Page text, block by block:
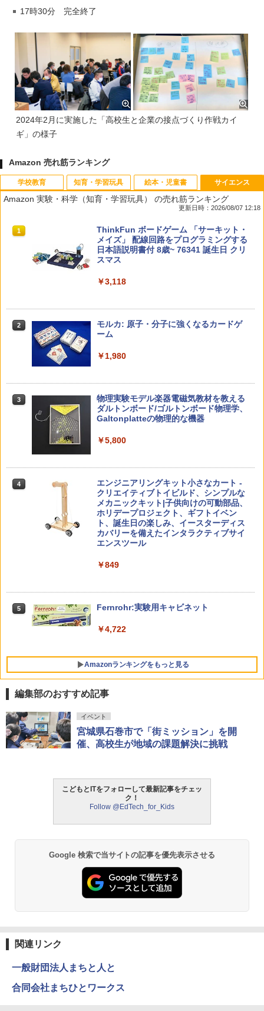
17時30分 完全終了
2024年2月に実施した「高校生と企業の接点づくり作戦カイ
ギ」の様子
Amazon 売れ筋ランキング
学校教育
1 先生のためのGoogle AI完全攻略図鑑
￥-
￥2,200
3
カウンセリングとは何か 変化するという
こと (講談社現代新書 2787)
4
「ことばで伝える」ができない子どもた
ち 誰が〈ことばの力〉を育てるのか
￥1,870
ゼロからわかる！ みるみる図形に強く
￥1,430
知育・学習玩具
1
Amazon Fire HD 10 キッズモデル (10イ
ンチ) ピンク 対象年齢3歳から 数千点の
キッズコンテンツが1年間使い放題
何回も書ける! れんしゅうボード ひらが
な・カタカナ・すうじ・ABC 3歳以上 知
【くもん出版公式特別セット】くもん出
版(KUMON PUBLISHING) くもんの日本
知育玩具 おもちゃ 5歳以上 KUMON PN-
￥4,046
Amazon Fire HD 10 キッズプロ (10イン
チ) ディズニー スティッチ エディション
対象年齢6歳から 数千点のキッズコンテ
ンツが1年間使い放題
￥26,980
5
くもん出版(KUMON PUBLISHING) ロジ
上 KUMON LK-10
絵本・児童書
1
タッチペンで音が聞ける!はじめてずかん
1000 英語つき ([バラエティ])
￥5,478
2
中学英語をもう一度ひとつひとつわかり
￥2,750
￥4,290
戦！編
￥1,320
OK（重版：10月上旬発送） (TJMOOK)
サイエンス
Amazon 実験・科学（知育・学習玩具） の売れ筋ランキング
更新日時：2026/08/07 12:18
1
ThinkFun ボードゲーム 「サーキット・
メイズ」 配線回路をプログラミングする
日本語説明書付 8歳~ 76341 誕生日 クリ
スマス
￥3,118
2
モルカ: 原子・分子に強くなるカードゲ
ーム
￥1,980
3
物理実験モデル楽器電磁気教材を教える
ダルトンボード/ゴルトンボード物理学、
Galtonplatteの物理的な機器
￥5,800
4
エンジニアリングキット小さなカート -
クリエイティブトイビルド、シンプルな
メカニックキット|子供向けの可動部品、
ホリデープロジェクト、ギフトイベン
ト、誕生日の楽しみ、イースターディス
カバリーを備えたインタラクティブサイ
エンスツール
￥849
5 Fernrohr:実験用キャビネット
￥4,722
Amazonランキングをもっと見る
編集部のおすすめ記事
イベント
宮城県石巻市で「街ミッション」を開
催、高校生が地域の課題解決に挑戦
こどもとITをフォローして最新記事をチェッ
ク！
Follow @EdTech_for_Kids
Google 検索で当サイトの記事を優先表示させる
関連リンク
一般財団法人まちと人と
合同会社まちひとワークス